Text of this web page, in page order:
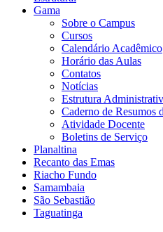
Gama
Sobre o Campus
Cursos
Calendário Acadêmico
Horário das Aulas
Contatos
Notícias
Estrutura
Caderno de Resumos
Atividade Docente
Boletins de Serviço
Planaltina
Recanto das Emas
Riacho Fundo
Samambaia
São Sebastião
Taguatinga